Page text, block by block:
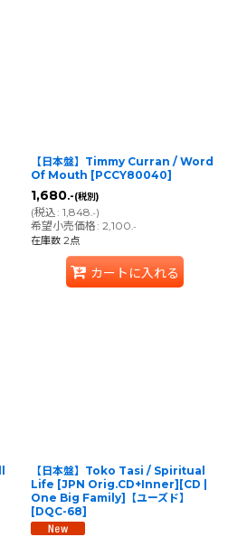
【日本盤】Timmy Curran / Word
Of Mouth [PCCY80040]
1,680.-(税別)
(税込: 1,848.-)
希望小売価格: 2,100.-
在庫数 2点
カートに入れる
【日本盤】Toko Tasi / Spiritual
Life [JPN Orig.CD+Inner][CD |
One Big Family]【ユーズド】
[DQC-68]